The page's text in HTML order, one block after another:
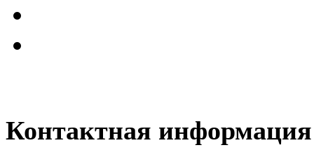
Контактная информация